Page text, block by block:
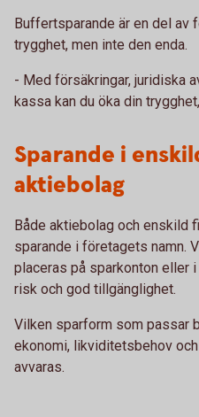
Buffertsparande är en del av
trygghet, men inte den enda.
- Med försäkringar, juridiska
kassa kan du öka din
Sparande i
aktiebolag
Både aktiebolag och enskild
sparande i företagets namn.
placeras på sparkonton eller
risk och god tillgänglighet.
Vilken sparform som passar
ekonomi, likviditetsbehov och
avvaras.